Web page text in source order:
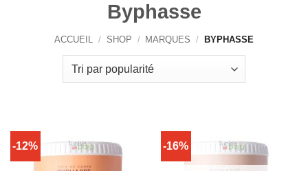
Byphasse
ACCUEIL / SHOP / MARQUES / BYPHASSE
-12% -16%